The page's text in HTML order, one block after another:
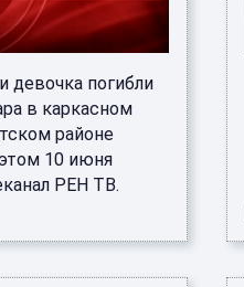
девочка погибли
в каркасном
районе
10 июня
РЕН ТВ.